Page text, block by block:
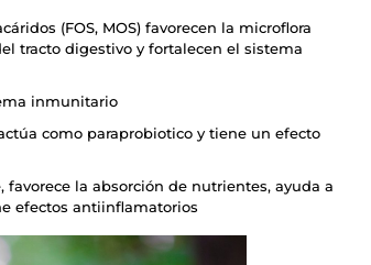
(FOS, MOS) favorecen la microflora
tracto digestivo y fortalecen el sistema
inmunitario
como paraprobiotico y tiene un efecto
favorece la absorción de nutrientes, ayuda a
efectos antiinflamatorios